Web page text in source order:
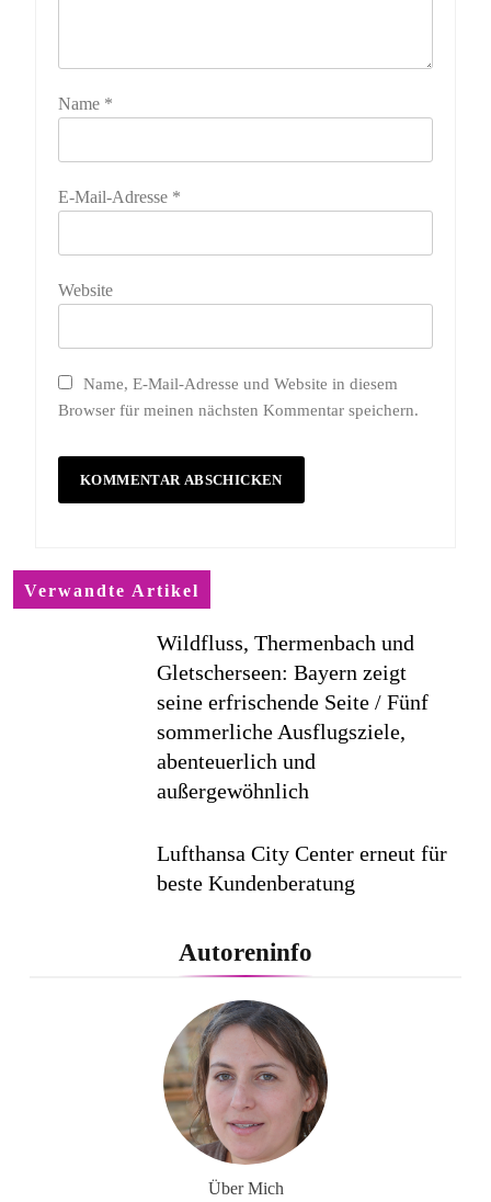
Name *
E-Mail-Adresse *
Website
Name, E-Mail-Adresse und Website in diesem
Browser für meinen nächsten Kommentar speichern.
Verwandte Artikel
Wildfluss, Thermenbach und
Gletscherseen: Bayern zeigt
seine erfrischende Seite / Fünf
sommerliche Ausflugsziele,
abenteuerlich und
außergewöhnlich
Lufthansa City Center erneut für
beste Kundenberatung
Studie sieht LCC zum siebten
Mal in Folge vorn
Cool down am Hintertuxer
Gletscher
Ägypten erleben mit Builder
Travel: sicher, persönlich und gut
Autoreninfo
Über Mich